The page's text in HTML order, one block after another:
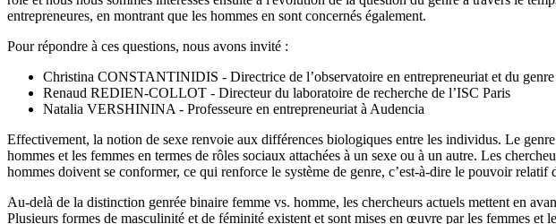
entrepreneures, en montrant que les hommes en sont concernés également.
Pour répondre à ces questions, nous avons invité :
Christina CONSTANTINIDIS - Directrice de l’observatoire en entrepreneuriat et du
Renaud REDIEN-COLLOT - Directeur du laboratoire de recherche de l’ISC Paris
Natalia VERSHININA - Professeure en entrepreneuriat à Audencia
Effectivement, la notion de sexe renvoie aux différences biologiques entre les individus. Le
hommes et les femmes en termes de rôles sociaux attachées à un sexe ou à un autre. Les
hommes doivent se conformer, ce qui renforce le système de genre, c’est-à-dire le pouvoir relatif
Au-delà de la distinction genrée binaire femme vs. homme, les chercheurs actuels mettent en
Plusieurs formes de masculinité et de féminité existent et sont mises en œuvre par les femmes et